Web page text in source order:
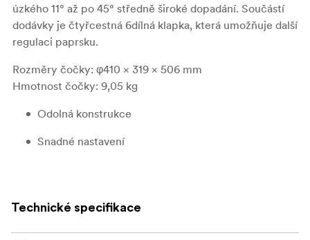
úzkého 11° až po 45° středně široké dopadání. Součástí
dodávky je čtyřcestná 6dílná klapka, která umožňuje další
regulaci paprsku.
Rozměry čočky: φ410 × 319 × 506 mm
Hmotnost čočky: 9,05 kg
Odolná konstrukce
Snadné nastavení
Technické specifikace